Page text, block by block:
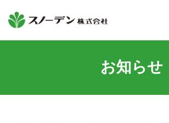
お知らせ